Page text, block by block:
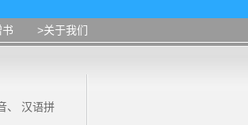
>关于我们
、 汉语拼